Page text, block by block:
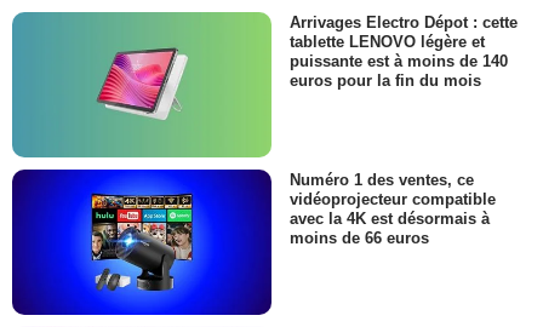
Arrivages Electro Dépot : cette
tablette LENOVO légère et
puissante est à moins de 140
euros pour la fin du mois
Numéro 1 des ventes, ce
vidéoprojecteur compatible
avec la 4K est désormais à
moins de 66 euros